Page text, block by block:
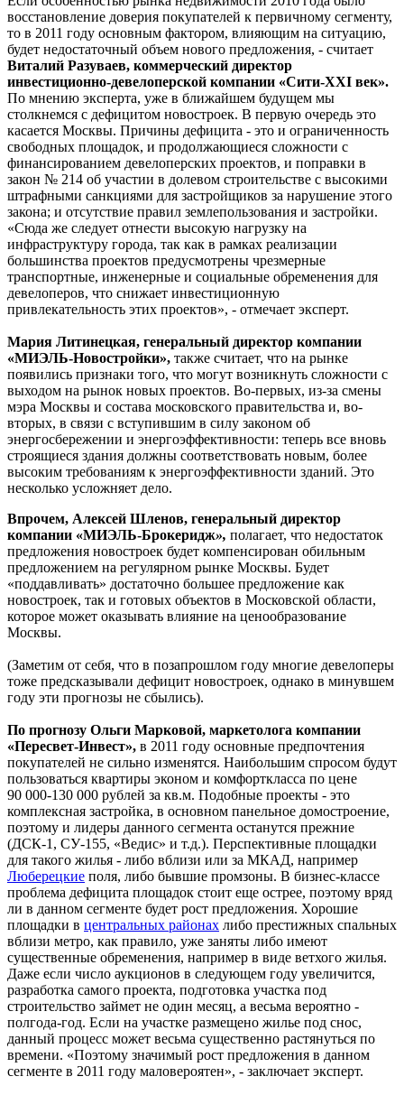
восстановление доверия покупателей к первичному сегменту,
то в 2011 году основным фактором, влияющим на ситуацию,
будет недостаточный объем нового предложения, - считает
Виталий Разуваев, коммерческий директор
инвестиционно-девелоперской компании «Сити-XXI век».
По мнению эксперта, уже в ближайшем будущем мы
столкнемся с дефицитом новостроек. В первую очередь это
касается Москвы. Причины дефицита - это и ограниченность
свободных площадок, и продолжающиеся сложности с
финансированием девелоперских проектов, и поправки в
закон № 214 об участии в долевом строительстве с высокими
штрафными санкциями для застройщиков за нарушение этого
закона; и отсутствие правил землепользования и застройки.
«Сюда же следует отнести высокую нагрузку на
инфраструктуру города, так как в рамках реализации
большинства проектов предусмотрены чрезмерные
транспортные, инженерные и социальные обременения для
девелоперов, что снижает инвестиционную
привлекательность этих проектов», - отмечает эксперт.
Мария Литинецкая, генеральный директор компании
«МИЭЛЬ-Новостройки», также считает, что на рынке
появились признаки того, что могут возникнуть сложности с
выходом на рынок новых проектов. Во-первых, из-за смены
мэра Москвы и состава московского правительства и, во-
вторых, в связи с вступившим в силу законом об
энергосбережении и энергоэффективности: теперь все вновь
строящиеся здания должны соответствовать новым, более
высоким требованиям к энергоэффективности зданий. Это
несколько усложняет дело.
Впрочем, Алексей Шленов, генеральный директор
компании «МИЭЛЬ-Брокеридж», полагает, что недостаток
предложения новостроек будет компенсирован обильным
предложением на регулярном рынке Москвы. Будет
«поддавливать» достаточно большее предложение как
новостроек, так и готовых объектов в Московской области,
которое может оказывать влияние на ценообразование
Москвы.
(Заметим от себя, что в позапрошлом году многие девелоперы
тоже предсказывали дефицит новостроек, однако в минувшем
году эти прогнозы не сбылись).
По прогнозу Ольги Марковой, маркетолога компании
«Пересвет-Инвест», в 2011 году основные предпочтения
покупателей не сильно изменятся. Наибольшим спросом будут
пользоваться квартиры эконом и комфорткласса по цене
90 000-130 000 рублей за кв.м. Подобные проекты - это
комплексная застройка, в основном панельное домостроение,
поэтому и лидеры данного сегмента останутся прежние
(ДСК-1, СУ-155, «Ведис» и т.д.). Перспективные площадки
для такого жилья - либо вблизи или за МКАД, например
Люберецкие поля, либо бывшие промзоны. В бизнес-классе
проблема дефицита площадок стоит еще острее, поэтому вряд
ли в данном сегменте будет рост предложения. Хорошие
площадки в центральных районах либо престижных спальных
вблизи метро, как правило, уже заняты либо имеют
существенные обременения, например в виде ветхого жилья.
Даже если число аукционов в следующем году увеличится,
разработка самого проекта, подготовка участка под
строительство займет не один месяц, а весьма вероятно -
полгода-год. Если на участке размещено жилье под снос,
данный процесс может весьма существенно растянуться по
времени. «Поэтому значимый рост предложения в данном
сегменте в 2011 году маловероятен», - заключает эксперт.